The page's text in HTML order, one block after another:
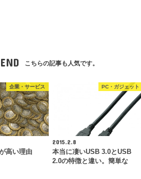
こちらの記事も人気です。
企業・サービス
高い理由
PC・ガジェット
2015.2.8
本当に凄いUSB 3.0とUSB
2.0の特徴と違い。簡単な